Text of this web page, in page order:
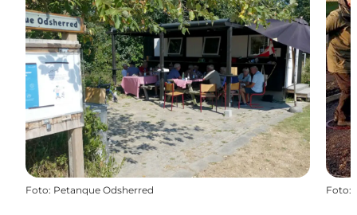
Foto: Petanque Odsherred Foto: